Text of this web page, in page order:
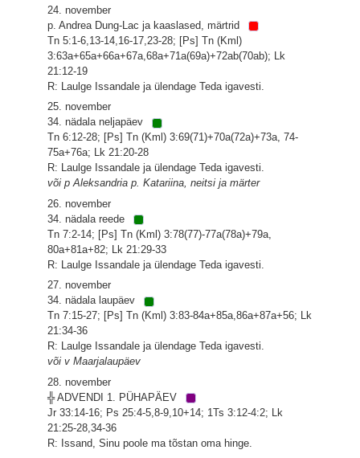
24. november
p. Andrea Dung-Lac ja kaaslased, märtrid
Tn 5:1-6,13-14,16-17,23-28; [Ps] Tn (Kml)
3:63a+65a+66a+67a,68a+71a(69a)+72ab(70ab); Lk
21:12-19
R: Laulge Issandale ja ülendage Teda igavesti.
25. november
34. nädala neljapäev
Tn 6:12-28; [Ps] Tn (Kml) 3:69(71)+70a(72a)+73a, 74-
75a+76a; Lk 21:20-28
R: Laulge Issandale ja ülendage Teda igavesti.
või p Aleksandria p. Katariina, neitsi ja märter
26. november
34. nädala reede
Tn 7:2-14; [Ps] Tn (Kml) 3:78(77)-77a(78a)+79a,
80a+81a+82; Lk 21:29-33
R: Laulge Issandale ja ülendage Teda igavesti.
27. november
34. nädala laupäev
Tn 7:15-27; [Ps] Tn (Kml) 3:83-84a+85a,86a+87a+56; Lk
21:34-36
R: Laulge Issandale ja ülendage Teda igavesti.
või v Maarjalaupäev
28. november
╬ ADVENDI 1. PÜHAPÄEV
Jr 33:14-16; Ps 25:4-5,8-9,10+14; 1Ts 3:12-4:2; Lk
21:25-28,34-36
R: Issand, Sinu poole ma tõstan oma hinge.